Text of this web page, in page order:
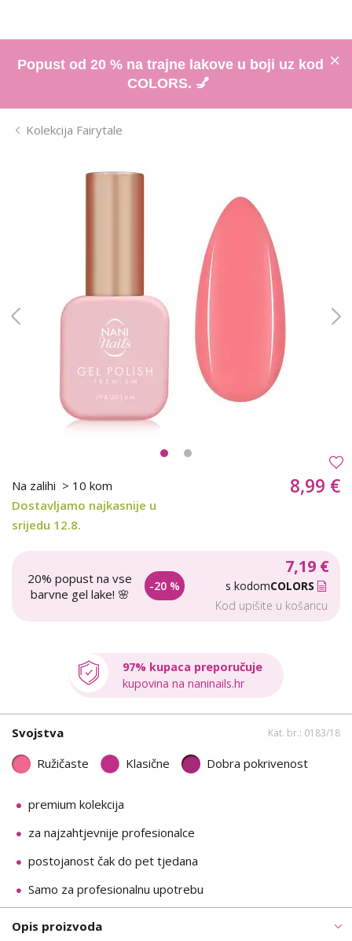
Popust od 20 % na trajne lakove u boji uz kod
COLORS. 💅
Kolekcija Fairytale
Na zalihi > 10 kom
Dostavljamo najkasnije u
srijedu 12.8.
8,99 €
20% popust na vse
barvne gel lake! 🌸
-20 %
7,19 €
s kodomCOLORS
Kod upišite u košaricu
97% kupaca preporučuje
kupovina na naninails.hr
Svojstva Kat. br.: 0183/18
Ružičaste Klasične Dobra pokrivenost
premium kolekcija
za najzahtjevnije profesionalce
postojanost čak do pet tjedana
Samo za profesionalnu upotrebu
Opis proizvoda